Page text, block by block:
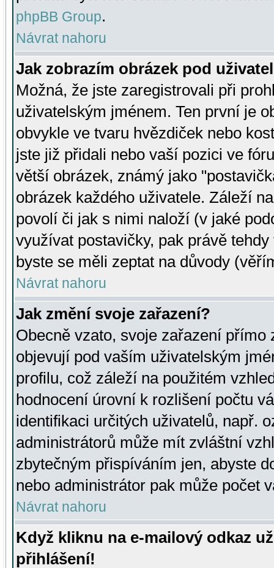
phpBB Group.
Návrat nahoru
Jak zobrazím obrázek pod
Možná, že jste zaregistrovali při
uživatelským jménem. Ten první je
obvykle ve tvaru hvězdiček nebo
jste již přidali nebo vaší pozici ve
větší obrázek, známý jako
obrázek každého uživatele. Záleží
povolí či jak s nimi naloží (v jaké
využívat postavičky, pak právě
byste se měli zeptat na důvody
Návrat nahoru
Jak změní svoje zařazení?
Obecně vzato, svoje zařazení přímo
objevují pod vaším uživatelským
profilu, což záleží na použitém
hodnocení úrovní k rozlišení počtu
identifikaci určitých uživatelů, např.
administrátorů může mít zvláštní
zbytečným přispíváním jen, abyste
nebo administrátor pak může počet
Návrat nahoru
Když kliknu na e-mailový odkaz
přihlášení!